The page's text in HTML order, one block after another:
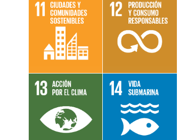
Leer más sobre
el objetivo 11
Leer más sobre
el objetivo 12
Leer más sobre
el objetivo 13
Leer más sobre
el objetivo 14